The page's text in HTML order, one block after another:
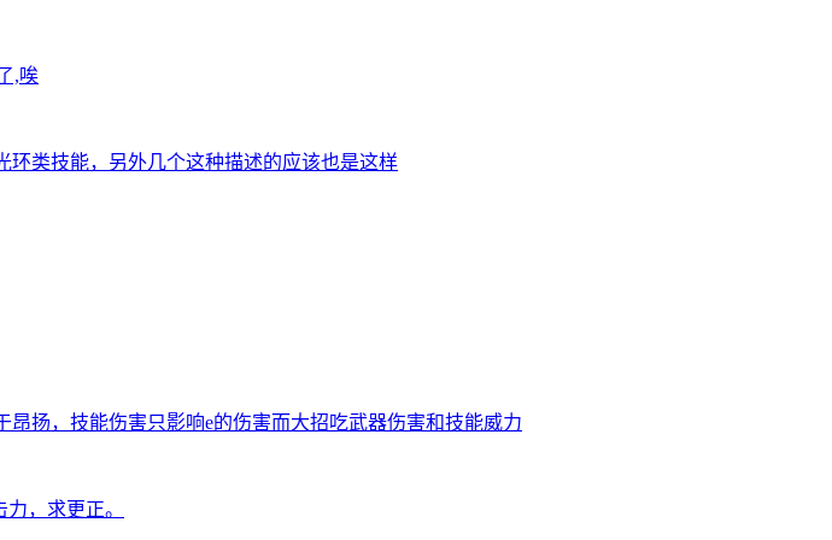
,唉
类技能，另外几个这种描述的应该也是这样
扬，技能伤害只影响e的伤害而大招吃武器伤害和技能威力
，求更正。